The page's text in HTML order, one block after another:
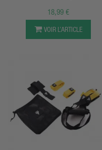
18,99 €
VOIR L’ARTICLE